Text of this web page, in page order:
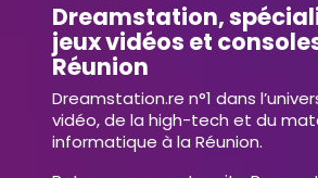
Dreamstation,
jeux vidéos et
Réunion
Dreamstation.re n°1 dans
vidéo, de la high-tech et du
informatique à la Réunion.